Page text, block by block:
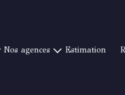
nos agences estimation